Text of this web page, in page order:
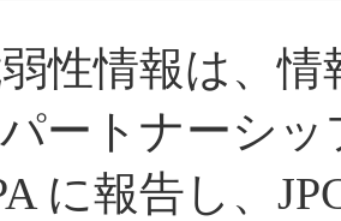
性情報は、
ートナーシ
に報告し、